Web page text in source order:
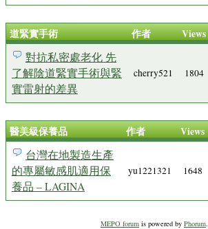
道緊實手術 作者 Views
對抗私密處老化 先
了解陰道緊實手術與緊
實雷射的差異
cherry521 1804
醫美級保養品 作者 Views
台灣在地製造生產
的專屬敏感肌適用保
養品 – LAGINA
yu1221321 1648
MEPO forum is powered by Phorum.